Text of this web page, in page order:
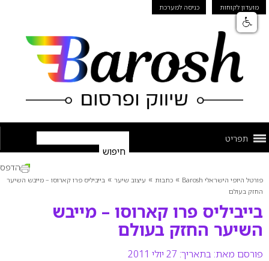
מועדון לקוחות כניסה למערכת
תפריט
פורטל היופי הישראלי Barosh » כתבות » עיצוב שיער » בייביליס פרו קארוסו – מייבש השיער
החזק בעולם
בייביליס פרו קארוסו – מייבש
השיער החזק בעולם
פורסם מאת: בתאריך: 27 יולי 2011
הדפס